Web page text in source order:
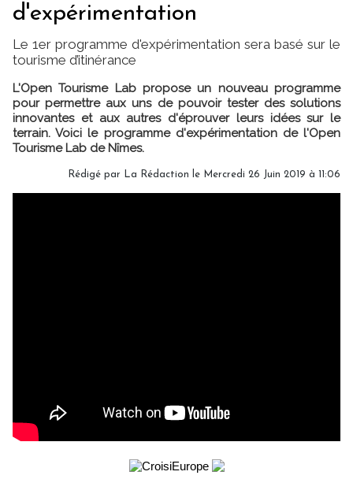
d'expérimentation
Le 1er programme d'expérimentation sera basé sur le
tourisme d’itinérance
L'Open Tourisme Lab propose un nouveau programme
pour permettre aux uns de pouvoir tester des solutions
innovantes et aux autres d'éprouver leurs idées sur le
terrain. Voici le programme d'expérimentation de l'Open
Tourisme Lab de Nîmes.
Rédigé par La Rédaction le Mercredi 26 Juin 2019 à 11:06